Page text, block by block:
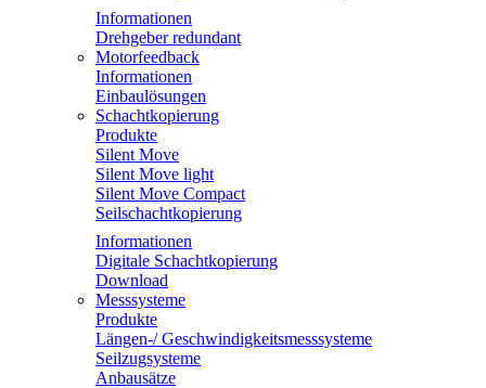
Informationen
Drehgeber redundant
Motorfeedback
Informationen
Einbaulösungen
Schachtkopierung
Produkte
Silent Move
Silent Move light
Silent Move Compact
Seilschachtkopierung
Informationen
Digitale Schachtkopierung
Download
Messsysteme
Produkte
Längen-/ Geschwindigkeitsmesssysteme
Seilzugsysteme
Anbausätze